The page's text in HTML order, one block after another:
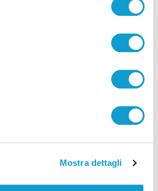
Mostra dettagli